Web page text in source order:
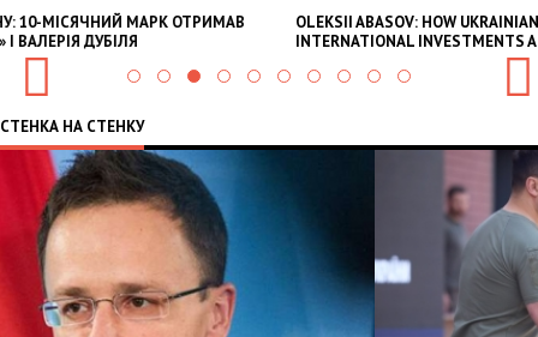
ABASOV: HOW UKRAINIAN BUSINESSES CAN ATTRACT
INVESTMENTS AND HEDGE RISKS DURING WAR
СТЕНКА НА СТЕНКУ